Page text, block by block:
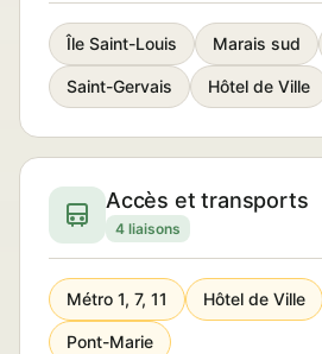
Île Saint-Louis Marais sud
Saint-Gervais Hôtel de Ville
Accès et transports
4 liaisons
Métro 1, 7, 11 Hôtel de Ville
Pont-Marie